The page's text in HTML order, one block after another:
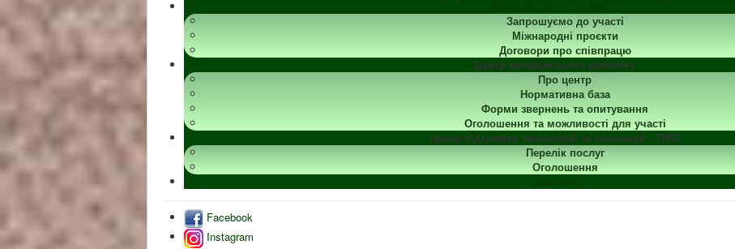
Запрошуємо до участі
Міжнародні проєкти
Договори про співпрацю
Центр ветеранського розвитку
Про центр
Нормативна база
Форми звернень та опитування
Оголошення та можливості для участі
Центр підтримки технологій та інновацій - TISC
Перелік послуг
Оголошення
Facebook
Instagram